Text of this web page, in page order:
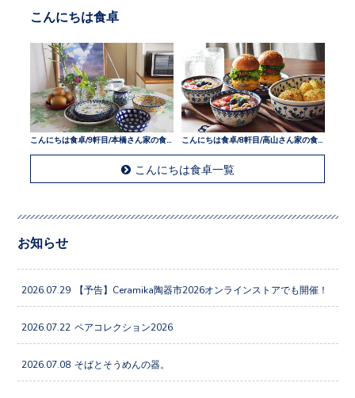
こんにちは食卓
こんにちは食卓/9軒目/本橋さん家の食卓
こんにちは食卓一覧
お知らせ
2026.07.29 【予告】Ceramika陶器市2026オンラインストアでも開催！
2026.07.22 ペアコレクション2026
2026.07.08 そばとそうめんの器。